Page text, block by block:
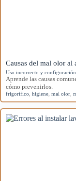
Causas del mal olor
Uso incorrecto y configuración
Aprende las causas
cómo prevenirlos.
frigorífico higiene mal olor